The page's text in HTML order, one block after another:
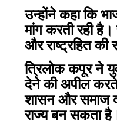
उन्होंने कहा कि
मांग करती रही
और राष्ट्रहित की
त्रिलोक कपूर ने
देने की अपील करते
शासन और समाज
राज्य बन सकता